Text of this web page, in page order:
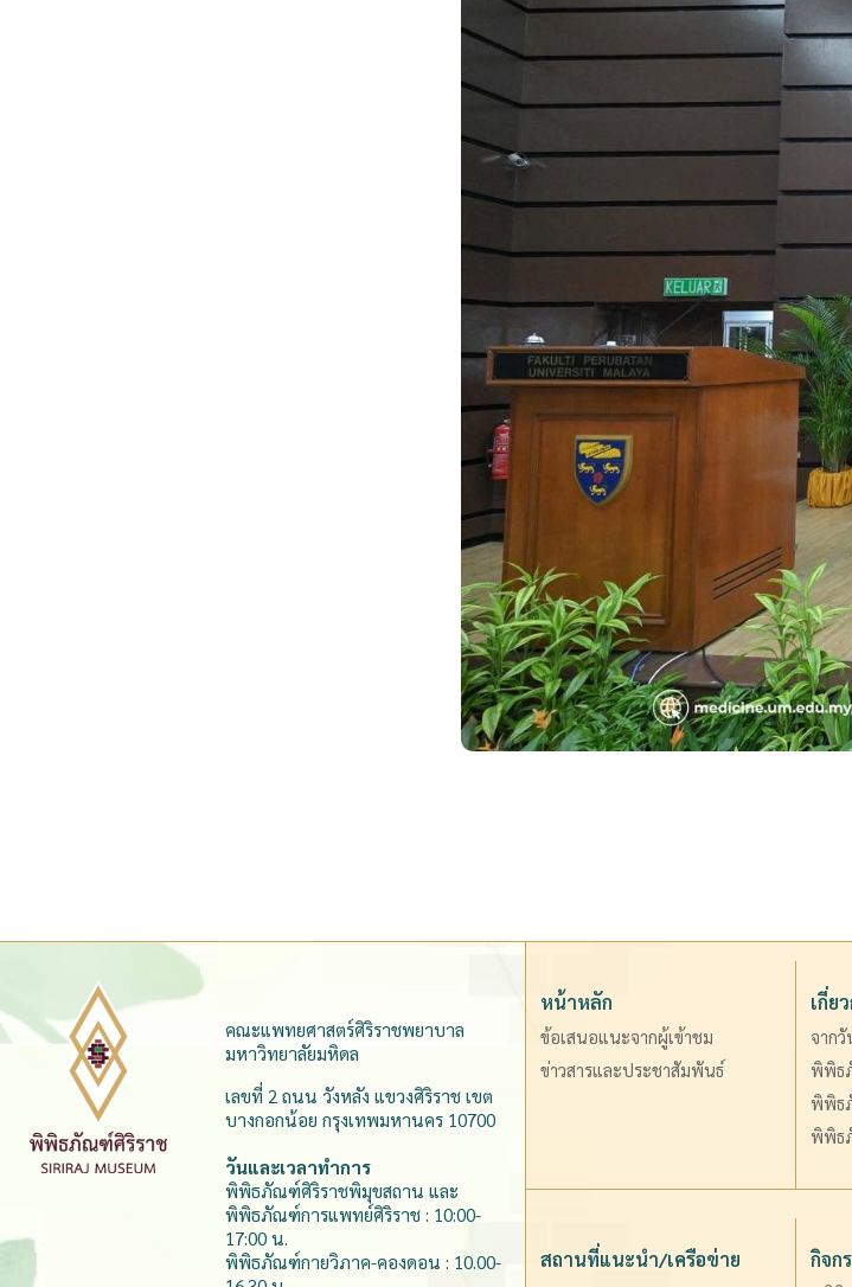
คณะแพทยศาสตร์ศิริราชพยาบาล
มหาวิทยาลัยมหิดล
เลขที่ 2 ถนน วังหลัง แขวงศิริราช เขต
บางกอกน้อย กรุงเทพมหานคร 10700
วันและเวลาทำการ
พิพิธภัณฑ์ศิริราชพิมุขสถาน และ
พิพิธภัณฑ์การแพทย์ศิริราช : 10:00-
17:00 น.
พิพิธภัณฑ์กายวิภาค-คองดอน : 10.00-
หน้าหลัก
ข้อเสนอแนะจากผู้เข้าชม
ข่าวสารและประชาสัมพันธ์
เกี่ย
จาก
พิพิธ
พิพิธ
พิพิธ
สถานที่แนะนำ/เครือข่าย กิจก